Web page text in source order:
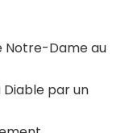
Notre-Dame au
Diable par un